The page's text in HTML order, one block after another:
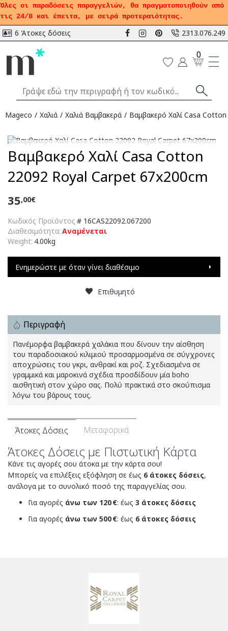
Όλες οι παραδόσεις παραγγελιών, θα πραγματοποιηθούν από
τις 24/8 και έπειτα, με σειρά προτεραιότητας.
6 Άτοκες δόσεις 2313.076.249
0
Mageco Χαλιά Χαλιά Bαμβακερά Βαμβακερό Χαλί Casa
Αναμένεται
Βαμβακερό Χαλί Casa Cotton
22092 Royal Carpet 67x200cm
Κωδικός Προϊόντος # 16CAS22092.067200
Διαθεσιμότητα: Αναμένεται
Weight: 4.00kg
35,00€
Ενημερώστε με όταν γίνει διαθέσιμο
Επιθυμητό
Περιγραφή
Πανέμορφα βαμβακερά χαλάκια που δίνουν την αίσθηση
του παραδοσιακού κιλιμιού προσαρμοσμένα σε σύγχρονες
αποχρώσεις του γκρι, ανθρακί και ροζ. Σχεδιασμένα σε
γραμμικά και μαροκινά σχέδια προσδίδουν μία boho
αισθητική στον χώρο σας. Πολύ πρακτικά στο σκούπισμα
λόγω του βάρους τους.
Άτοκες Δόσεις Μεταφορικά
Άτοκες Δόσεις με Πιστωτική Κάρτα
Κάνε τις αγορές σου άτοκα με την κάρτα σου!
Μπορείς να επιλέξεις εξόφληση σε έως 6 άτοκες δόσεις,
ανάλογα με το συνολικό ποσό της παραγγελίας σου.
Για αγορές άνω των 120 €: έως 3 άτοκες δόσεις
Για αγορές άνω των 500 €: έως 6 άτοκες δόσεις